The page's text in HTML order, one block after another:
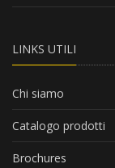
LINKS UTILI
Chi siamo
Catalogo prodotti
Brochures